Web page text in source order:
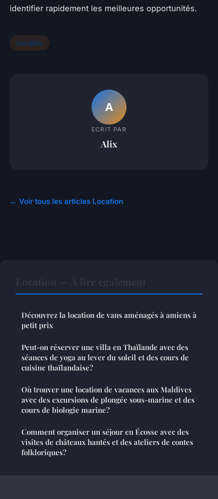
identifier rapidement les meilleures opportunités.
Location
A
ECRIT PAR
Alix
← Voir tous les articles Location
Découvrez la location de vans aménagés à amiens à
petit prix
Peut-on réserver une villa en Thaïlande avec des
séances de yoga au lever du soleil et des cours de
cuisine thaïlandaise?
Où trouver une location de vacances aux Maldives
avec des excursions de plongée sous-marine et des
cours de biologie marine?
Comment organiser un séjour en Écosse avec des
visites de châteaux hantés et des ateliers de contes
folkloriques?